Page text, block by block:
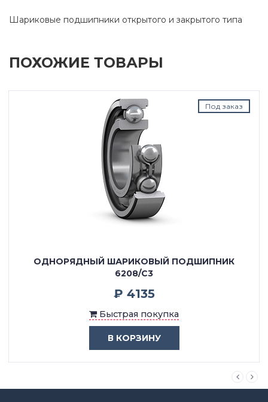
Шариковые подшипники открытого и закрытого типа
ПОХОЖИЕ ТОВАРЫ
Под заказ
ОДНОРЯДНЫЙ ШАРИКОВЫЙ ПОДШИПНИК
6208/C3
₽ 4135
Быстрая покупка
В КОРЗИНУ